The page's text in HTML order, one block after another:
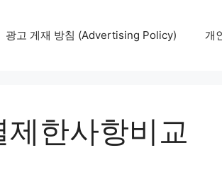
광고 게재 방침 (Advertising Policy) 개
한사항비교